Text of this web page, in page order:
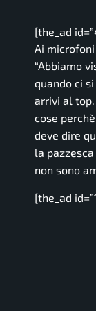
[the_ad
Ai
“Abbiamo
quando ci
arrivi al top.
cose
deve dire
la
non sono
[the_ad